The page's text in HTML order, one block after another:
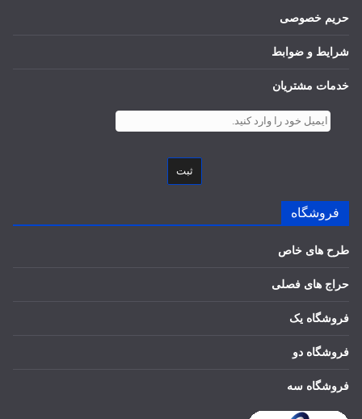
حریم خصوصی
شرایط و ضوابط
خدمات مشتریان
ثبت
فروشگاه
طرح های خاص
حراج های فصلی
فروشگاه یک
فروشگاه دو
فروشگاه سه